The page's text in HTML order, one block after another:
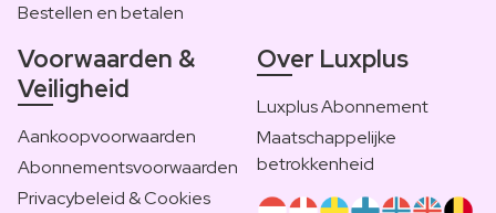
Bestellen en betalen
Voorwaarden &
Veiligheid
Aankoopvoorwaarden
Abonnementsvoorwaarden
Privacybeleid & Cookies
Over Luxplus
Luxplus Abonnement
Maatschappelijke
betrokkenheid